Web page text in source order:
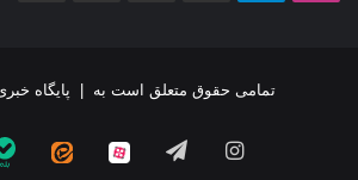
تمامی حقوق متعلق است به | پایگاه
اینستاگرامتلگرام آپارات ایتا